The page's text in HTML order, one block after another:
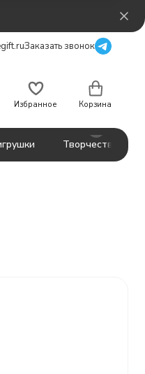
Заказать звонок
Избранное Корзина
Творчество